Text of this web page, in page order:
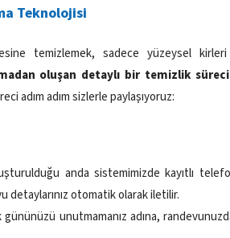
Teknolojisi
temizlemek, sadece yüzeysel
oluşan detaylı bir temizlik süreci
adım adım sizlerle paylaşıyoruz:
anda sistemimizde kayıtlı
detaylarınız otomatik olarak iletilir.
unutmamanız adına,